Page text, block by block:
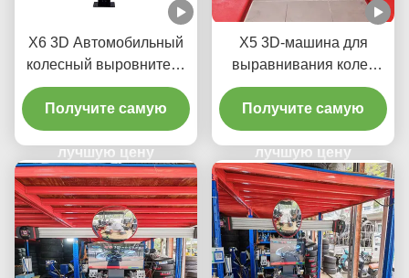
X6 3D Автомобильный
колесный выровнитель
для автомобильного
магазина
Получите самую
лучшую цену
X5 3D-машина для
выравнивания колес
для точной регулировки
шин
Получите самую
лучшую цену